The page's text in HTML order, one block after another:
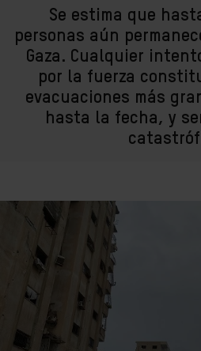
Se estima que
personas aún
Gaza. Cualquier
por la fuerza
evacuaciones más
hasta la fecha, y